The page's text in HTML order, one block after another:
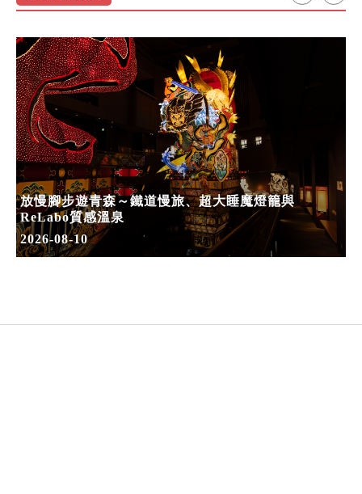
放慢腳步遊青森～鐵道慢旅、超大睡魔燈籠與
ReLabo質感溫泉
2026-08-10